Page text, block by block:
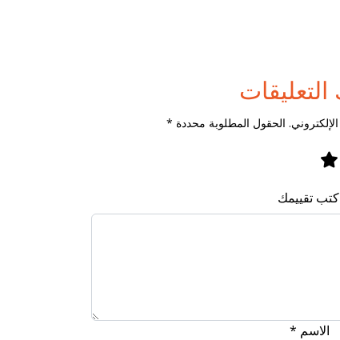
التعليقات
الحقول المطلوبة محددة *
تقييمك
الاسم *